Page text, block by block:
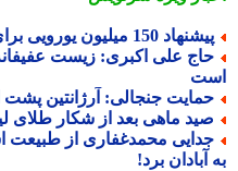
150 میلیون یورویی برای پرز گران تمام شد
علی اکبری: زیست عفیفانه
جنجالی: آرژانتین پشت
ماهی بعد از شکار طلای
محمدغفاری از طبیعت
آبادان برد!